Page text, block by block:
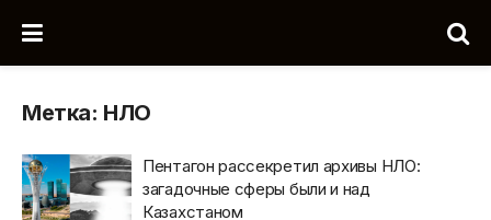
Метка: НЛО
Пентагон рассекретил архивы НЛО:
загадочные сферы были и над
Казахстаном